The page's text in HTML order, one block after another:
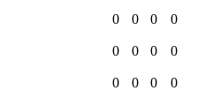
0 0 0 0
0 0 0 0
0 0 0 0